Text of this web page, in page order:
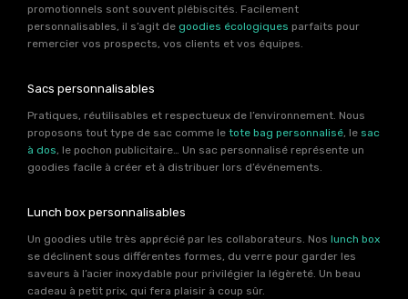
promotionnels sont souvent plébiscités. Facilement
personnalisables, il s’agit de goodies écologiques parfaits pour
remercier vos prospects, vos clients et vos équipes.
Sacs personnalisables
Pratiques, réutilisables et respectueux de l’environnement. Nous
proposons tout type de sac comme le tote bag personnalisé, le sac
à dos, le pochon publicitaire… Un sac personnalisé représente un
goodies facile à créer et à distribuer lors d’événements.
Lunch box personnalisables
Un goodies utile très apprécié par les collaborateurs. Nos lunch box
se déclinent sous différentes formes, du verre pour garder les
saveurs à l’acier inoxydable pour privilégier la légèreté. Un beau
cadeau à petit prix, qui fera plaisir à coup sûr.